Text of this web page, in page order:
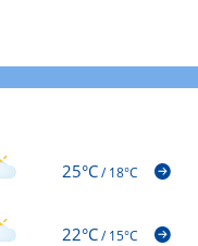
25°C/18°C
22°C/15°C